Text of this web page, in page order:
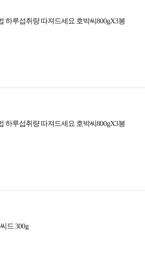
하루섭취량 따져드세요 호박씨800gX3봉
하루섭취량 따져드세요 호박씨800gX3봉
드 300g